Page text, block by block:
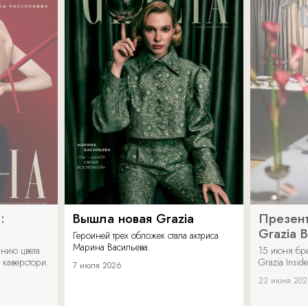
цвета
Вышла новая Grazia
Героиней трех обложек стала актриса
Марина Васильева.
7 июля 2026
Grazia
15 июня
Grazia
22 июня